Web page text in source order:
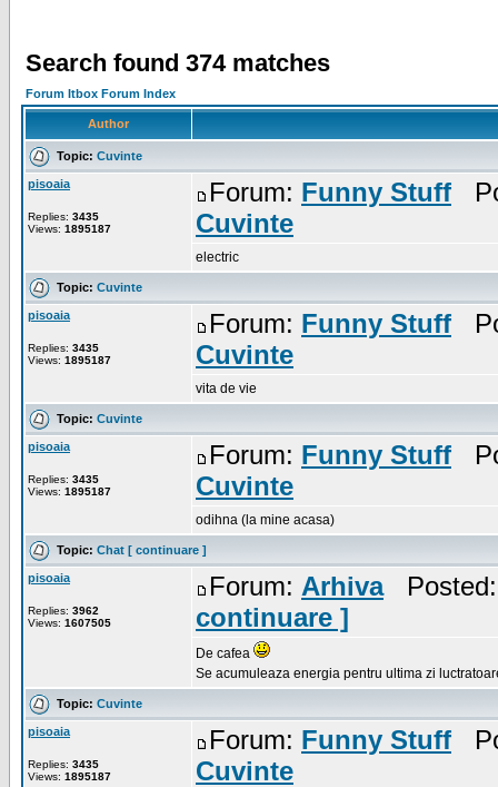
Search found 374 matches
Forum Itbox Forum Index
Author
Topic: Cuvinte
pisoaia
Replies: 3435
Views: 1895187
Forum: Funny Stuff
Cuvinte
electric
Topic: Cuvinte
pisoaia
Replies: 3435
Views: 1895187
Forum: Funny Stuff
Cuvinte
vita de vie
Topic: Cuvinte
pisoaia
Replies: 3435
Views: 1895187
Forum: Funny Stuff
Cuvinte
odihna (la mine acasa)
Topic: Chat [ continuare ]
pisoaia
Replies: 3962
Views: 1607505
Forum: ArhivaPosted:
continuare ]
De cafea
Se acumuleaza energia pentru ultima zi
Topic: Cuvinte
pisoaia
Replies: 3435
Views: 1895187
Forum: Funny Stuff
Cuvinte